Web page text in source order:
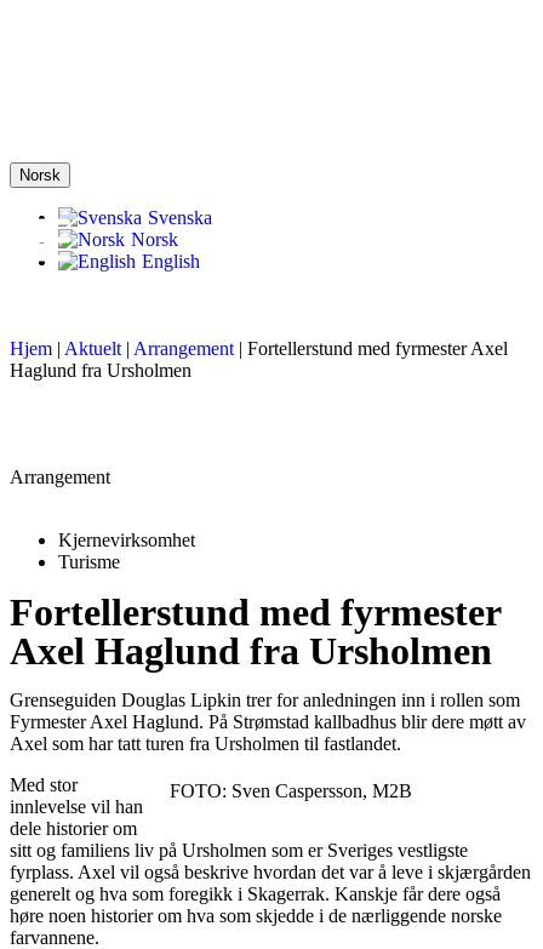
Norsk
Svenska
Norsk
English
Hjem | Aktuelt | Arrangement | Fortellerstund med fyrmester Axel
Haglund fra Ursholmen
Arrangement
Kjernevirksomhet
Turisme
Fortellerstund med fyrmester
Axel Haglund fra Ursholmen
Grenseguiden Douglas Lipkin trer for anledningen inn i rollen som
Fyrmester Axel Haglund. På Strømstad kallbadhus blir dere møtt av
Axel som har tatt turen fra Ursholmen til fastlandet.
FOTO: Sven Caspersson, M2B
Med stor
innlevelse vil han
dele historier om
sitt og familiens liv på Ursholmen som er Sveriges vestligste
fyrplass. Axel vil også beskrive hvordan det var å leve i skjærgården
generelt og hva som foregikk i Skagerrak. Kanskje får dere også
høre noen historier om hva som skjedde i de nærliggende norske
farvannene.